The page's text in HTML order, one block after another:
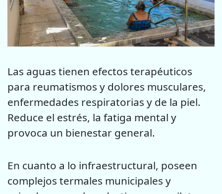
Las aguas tienen efectos terapéuticos
para reumatismos y dolores musculares,
enfermedades respiratorias y de la piel.
Reduce el estrés, la fatiga mental y
provoca un bienestar general.
En cuanto a lo infraestructural, poseen
complejos termales municipales y